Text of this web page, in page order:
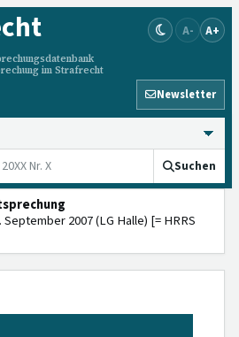
im Strafrecht
A- A+
Newsletter
Suchen
September 2007 (LG Halle) [= HRRS